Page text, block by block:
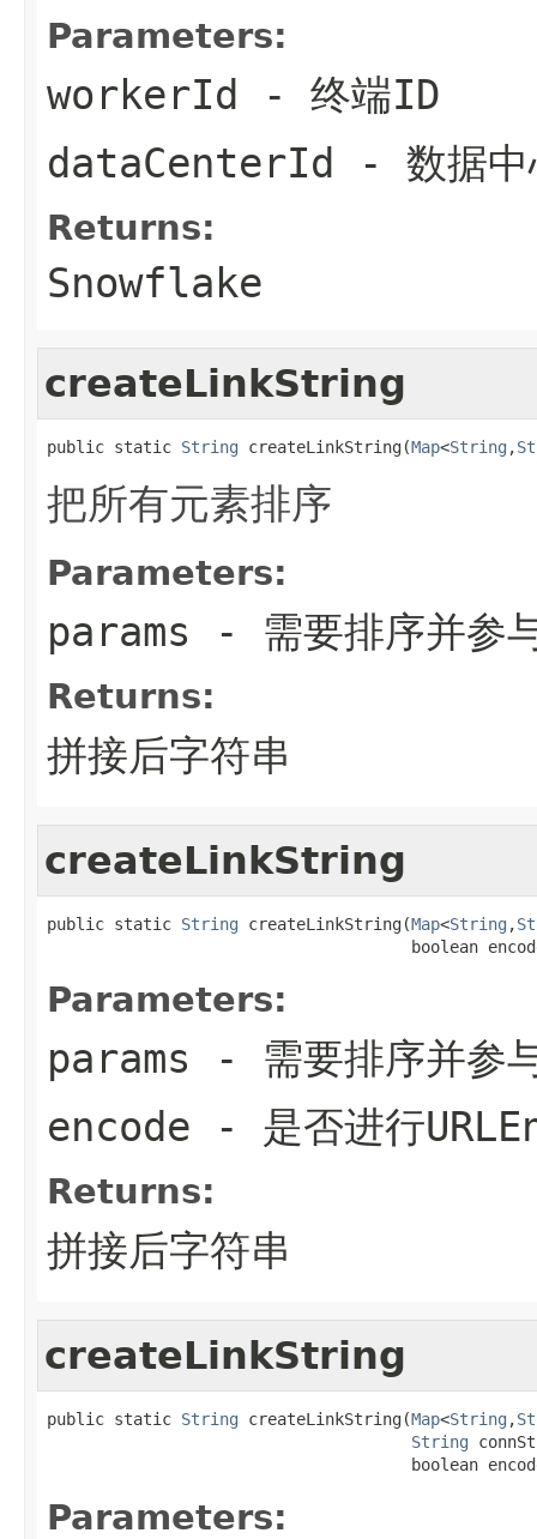
Parameters:
workerId - 终端ID
dataCenterId - 数据中
Returns:
Snowflake
createLinkString
public static String createLinkString(Map<String ,
把所有元素排序
Parameters:
params - 需要排序并参
Returns:
拼接后字符串
createLinkString
public static String createLinkString(Map<String ,
boolean
Parameters:
params - 需要排序并参
encode - 是否进行
Returns:
拼接后字符串
createLinkString
public static String createLinkString(Map<String ,
String
boolean
Parameters: